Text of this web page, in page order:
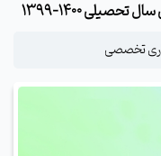
تخصصی